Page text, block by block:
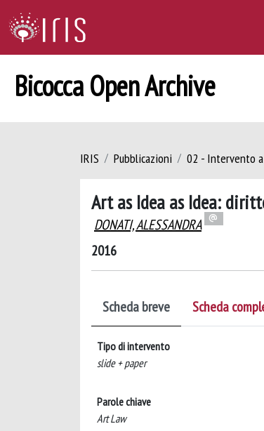
Bicocca Open Archive
IRIS Pubblicazioni 02 - Intervento
Art as Idea as Idea:
DONATI, ALESSANDRA
2016
Scheda breve Scheda
Tipo di intervento
slide + paper
Parole chiave
Art Law